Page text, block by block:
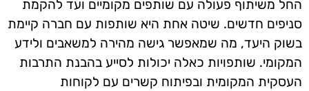
החל משיתוף פעולה עם שותפים מקומיים ועד להקמת
סניפים חדשים. שיטה אחת היא שותפות עם חברה קיימת
בשוק היעד, מה שמאפשר גישה מהירה למשאבים ולידע
המקומי. שותפויות כאלה יכולות לסייע בהבנת התרבות
העסקית המקומית ובפיתוח קשרים עם לקוחות